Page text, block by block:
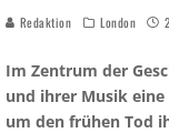
Redaktion London
Im Zentrum der
und ihrer Musik
um den frühen Tod